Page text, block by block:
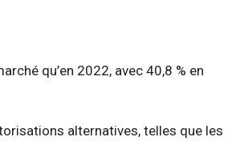
qu’en 2022, avec 40,8 % en
alternatives, telles que les